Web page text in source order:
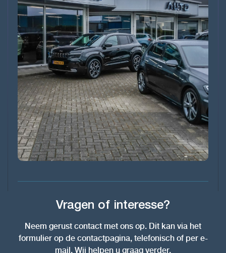
Vragen of interesse?
Neem gerust contact met ons op. Dit kan via het
formulier op de contactpagina, telefonisch of per e-
mail. Wij helpen u graag verder.